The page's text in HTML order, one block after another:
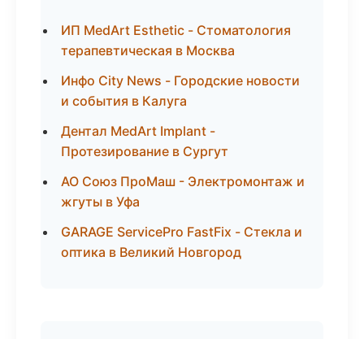
ИП MedArt Esthetic - Стоматология
терапевтическая в Москва
Инфо City News - Городские новости
и события в Калуга
Дентал MedArt Implant -
Протезирование в Сургут
АО Союз ПроМаш - Электромонтаж и
жгуты в Уфа
GARAGE ServicePro FastFix - Стекла и
оптика в Великий Новгород